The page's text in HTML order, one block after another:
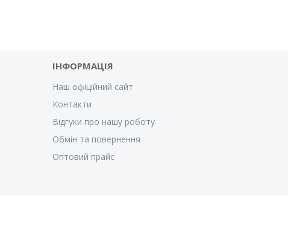
ІНФОРМАЦІЯ
Наш офіційний сайт
Контакти
Відгуки про нашу роботу
Обмін та повернення
Оптовий прайс